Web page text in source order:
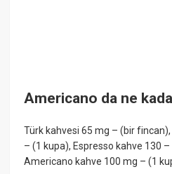
Americano da ne
Türk kahvesi 65 mg – (bir
– (1 kupa), Espresso kahve 130
Americano kahve 100 mg – (1